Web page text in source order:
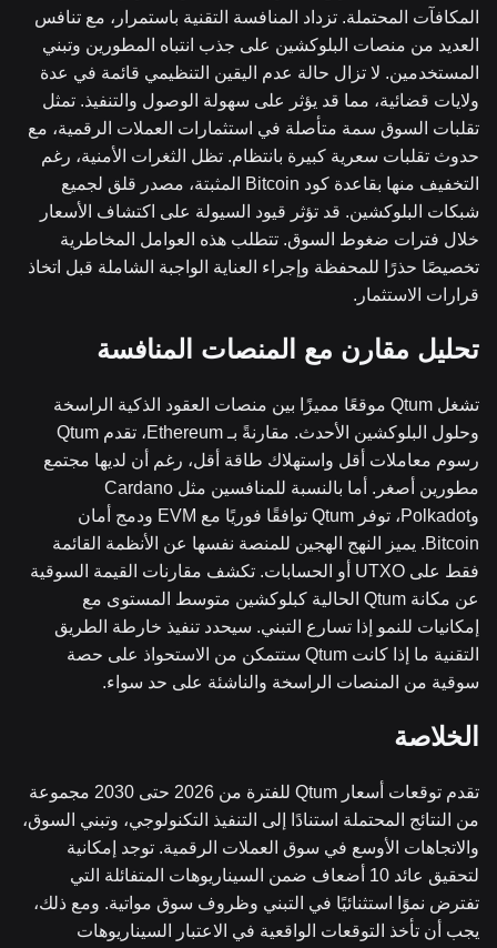
المكافآت المحتملة. تزداد المنافسة التقنية باستمرار، مع تنافس
العديد من منصات البلوكشين على جذب انتباه المطورين وتبني
المستخدمين. لا تزال حالة عدم اليقين التنظيمي قائمة في عدة
ولايات قضائية، مما قد يؤثر على سهولة الوصول والتنفيذ. تمثل
تقلبات السوق سمة متأصلة في استثمارات العملات الرقمية، مع
حدوث تقلبات سعرية كبيرة بانتظام. تظل الثغرات الأمنية، رغم
التخفيف منها بقاعدة كود Bitcoin المثبتة، مصدر قلق لجميع
شبكات البلوكشين. قد تؤثر قيود السيولة على اكتشاف الأسعار
خلال فترات ضغوط السوق. تتطلب هذه العوامل المخاطرية
تخصيصًا حذرًا للمحفظة وإجراء العناية الواجبة الشاملة قبل اتخاذ
قرارات الاستثمار.
تحليل مقارن مع المنصات المنافسة
تشغل Qtum موقعًا مميزًا بين منصات العقود الذكية الراسخة
وحلول البلوكشين الأحدث. مقارنةً بـ Ethereum، تقدم Qtum
رسوم معاملات أقل واستهلاك طاقة أقل، رغم أن لديها مجتمع
مطورين أصغر. أما بالنسبة للمنافسين مثل Cardano
وPolkadot، توفر Qtum توافقًا فوريًا مع EVM ودمج أمان
Bitcoin. يميز النهج الهجين للمنصة نفسها عن الأنظمة القائمة
فقط على UTXO أو الحسابات. تكشف مقارنات القيمة السوقية
عن مكانة Qtum الحالية كبلوكشين متوسط المستوى مع
إمكانيات للنمو إذا تسارع التبني. سيحدد تنفيذ خارطة الطريق
التقنية ما إذا كانت Qtum ستتمكن من الاستحواذ على حصة
سوقية من المنصات الراسخة والناشئة على حد سواء.
الخلاصة
تقدم توقعات أسعار Qtum للفترة من 2026 حتى 2030 مجموعة
من النتائج المحتملة استنادًا إلى التنفيذ التكنولوجي، وتبني السوق،
والاتجاهات الأوسع في سوق العملات الرقمية. توجد إمكانية
لتحقيق عائد 10 أضعاف ضمن السيناريوهات المتفائلة التي
تفترض نموًا استثنائيًا في التبني وظروف سوق مواتية. ومع ذلك،
يجب أن تأخذ التوقعات الواقعية في الاعتبار السيناريوهات